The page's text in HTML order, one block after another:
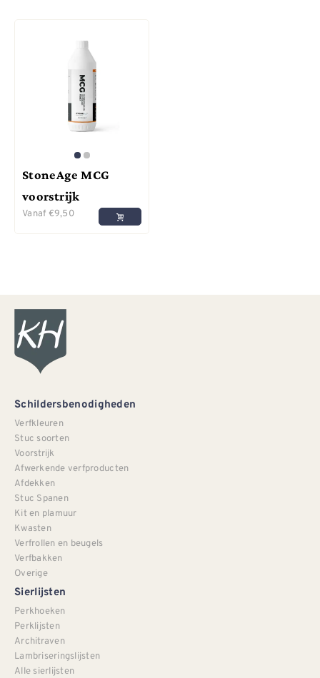
StoneAge MCG
voorstrijk
Vanaf €9,50
Schildersbenodigheden
Verfkleuren
Stuc soorten
Voorstrijk
Afwerkende verfproducten
Afdekken
Stuc Spanen
Kit en plamuur
Kwasten
Verfrollen en beugels
Verfbakken
Overige
Sierlijsten
Perkhoeken
Perklijsten
Architraven
Lambriseringslijsten
Alle sierlijsten